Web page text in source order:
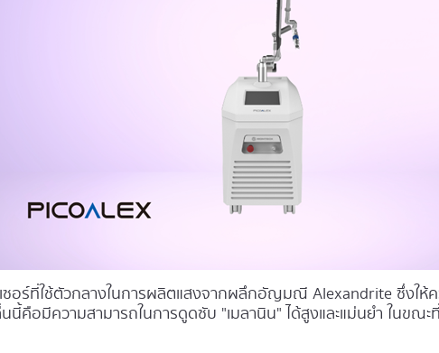
ซอร์ที่ใช้ตัวกลางในการผลิตแสงจากผลึกอัญมณี Alexandrite ซึ่งให้
คือมีความสามารถในการดูดซับ "เมลานิน" ได้สูงและแม่นยำ ในขณะ